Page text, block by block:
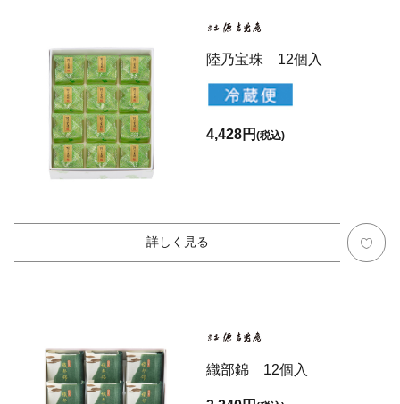
陸乃宝珠 12個入
4,428円(税込)
詳しく見る
織部錦 12個入